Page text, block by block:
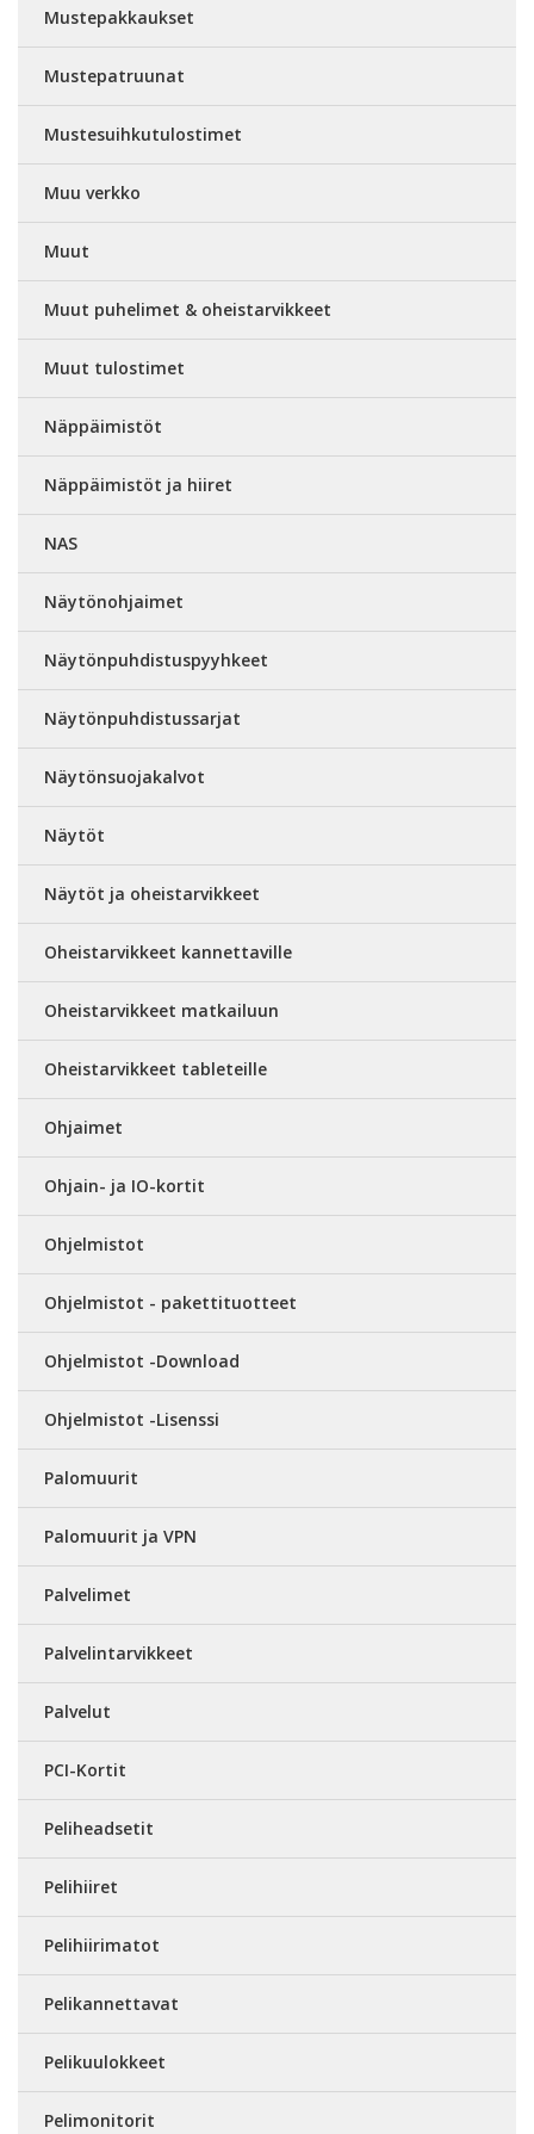
Mustepakkaukset
Mustepatruunat
Mustesuihkutulostimet
Muu verkko
Muut
Muut puhelimet & oheistarvikkeet
Muut tulostimet
Näppäimistöt
Näppäimistöt ja hiiret
NAS
Näytönohjaimet
Näytönpuhdistuspyyhkeet
Näytönpuhdistussarjat
Näytönsuojakalvot
Näytöt
Näytöt ja oheistarvikkeet
Oheistarvikkeet kannettaville
Oheistarvikkeet matkailuun
Oheistarvikkeet tableteille
Ohjaimet
Ohjain- ja IO-kortit
Ohjelmistot
Ohjelmistot - pakettituotteet
Ohjelmistot -Download
Ohjelmistot -Lisenssi
Palomuurit
Palomuurit ja VPN
Palvelimet
Palvelintarvikkeet
Palvelut
PCI-Kortit
Peliheadsetit
Pelihiiret
Pelihiirimatot
Pelikannettavat
Pelikuulokkeet
Pelimonitorit